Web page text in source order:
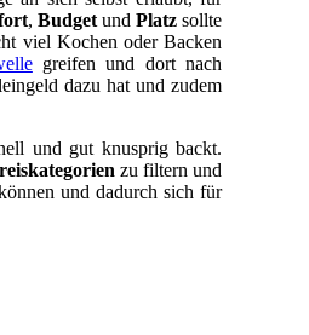
, Budget und Platz sollte
viel Kochen oder Backen
greifen und dort nach
dazu hat und zudem
und gut knusprig backt.
zu filtern und
und dadurch sich für